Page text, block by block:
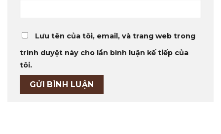
Lưu tên của tôi, email, và trang web trong
trình duyệt này cho lần bình luận kế tiếp của
tôi.